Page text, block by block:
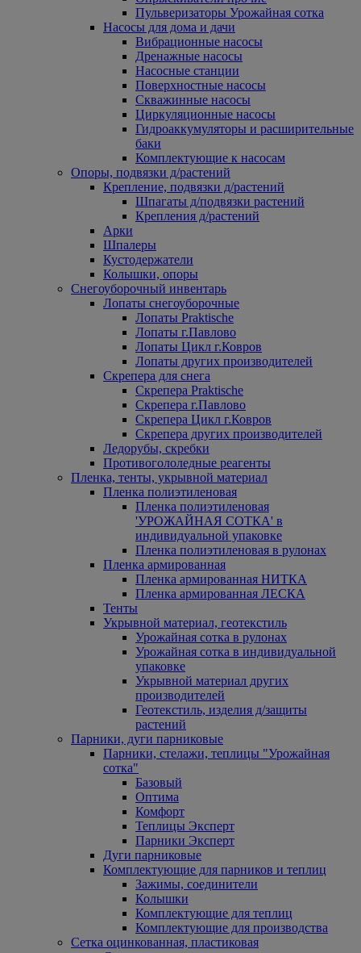
Пульверизаторы Урожайная сотка
Насосы для дома и дачи
Вибрационные насосы
Дренажные насосы
Насосные станции
Поверхностные насосы
Скважинные насосы
Циркуляционные насосы
Гидроаккумуляторы и расширительные
баки
Комплектующие к насосам
Опоры, подвязки д/растений
Крепление, подвязки д/растений
Шпагаты д/подвязки растений
Крепления д/растений
Арки
Шпалеры
Кустодержатели
Колышки, опоры
Снегоуборочный инвентарь
Лопаты снегоуборочные
Лопаты Praktische
Лопаты г.Павлово
Лопаты Цикл г.Ковров
Лопаты других производителей
Скрепера для снега
Скрепера Praktische
Скрепера г.Павлово
Скрепера Цикл г.Ковров
Скрепера других производителей
Ледорубы, скребки
Противогололедные реагенты
Пленка, тенты, укрывной материал
Пленка полиэтиленовая
Пленка полиэтиленовая
'УРОЖАЙНАЯ СОТКА' в
индивидуальной упаковке
Пленка полиэтиленовая в рулонах
Пленка армированная
Пленка армированная НИТКА
Пленка армированная ЛЕСКА
Тенты
Укрывной материал, геотекстиль
Урожайная сотка в рулонах
Урожайная сотка в индивидуальной
упаковке
Укрывной материал других
производителей
Геотекстиль, изделия д/защиты
растений
Парники, дуги парниковые
Парники, стелажи, теплицы "Урожайная
сотка"
Базовый
Оптима
Комфорт
Теплицы Эксперт
Парники Эксперт
Дуги парниковые
Комплектующие для парников и теплиц
Зажимы, соединители
Колышки
Комплектующие для теплиц
Комплектующие для производства
Сетка оцинкованная, пластиковая